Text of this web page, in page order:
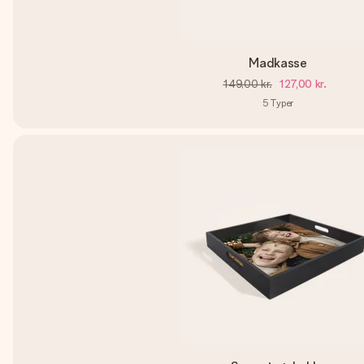
Madkasse
149,00 kr. 127,00 kr.
5 Typer